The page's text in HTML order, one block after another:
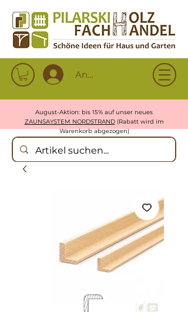
Anmelden
August-Aktion: bis 15% auf unser neues
ZAUNSAYSTEM NORDSTRAND(Rabatt wird im
Warenkorb abgezogen)